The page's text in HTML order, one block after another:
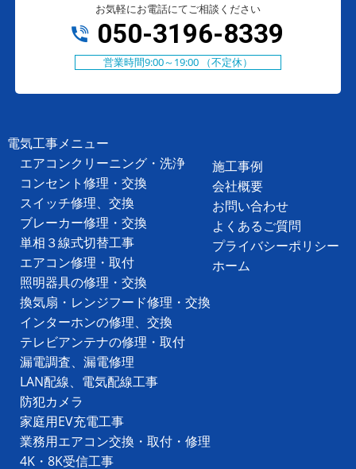
お気軽にお電話にてご相談ください
050-3196-8339
営業時間9:00～19:00 （不定休）
電気工事メニュー
エアコンクリーニング・洗浄
コンセント修理・交換
スイッチ修理、交換
ブレーカー修理・交換
単相３線式切替工事
エアコン修理・取付
照明器具の修理・交換
換気扇・レンジフード修理・交換
インターホンの修理、交換
テレビアンテナの修理・取付
漏電調査、漏電修理
LAN配線、電気配線工事
防犯カメラ
家庭用EV充電工事
業務用エアコン交換・取付・修理
4K・8K受信工事
施工事例
会社概要
お問い合わせ
よくあるご質問
プライバシーポリシー
ホーム